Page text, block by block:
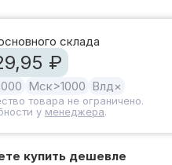
склада
₽
Мск>1000 Влд×
товара не ограничено.
у менеджера.
купить дешевле